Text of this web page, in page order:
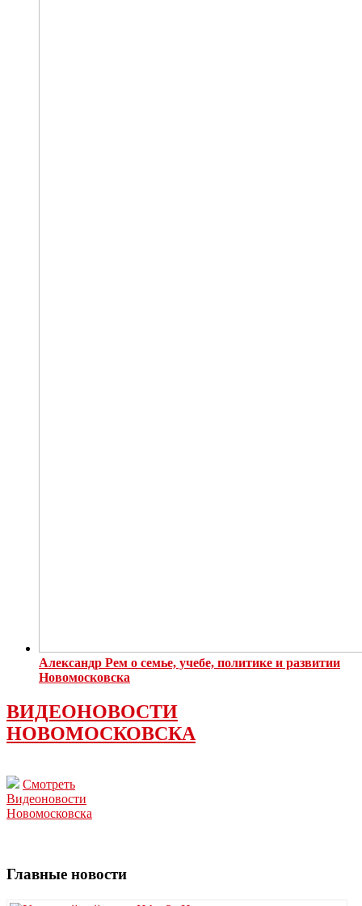
Александр Рем о семье, учебе, политике и развитии
Новомосковска
ВИДЕОНОВОСТИ
НОВОМОСКОВСКА
Смотреть
Видеоновости
Новомосковска
Главные новости